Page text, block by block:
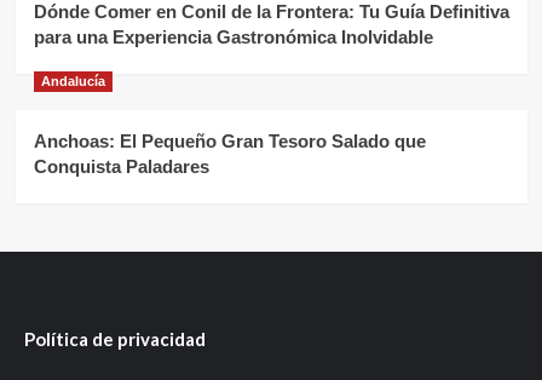
Dónde Comer en Conil de la Frontera: Tu Guía Definitiva
para una Experiencia Gastronómica Inolvidable
Andalucía
Anchoas: El Pequeño Gran Tesoro Salado que
Conquista Paladares
Política de privacidad